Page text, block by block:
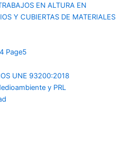
EN ALTURA EN
Y CUBIERTAS DE MATERIALES
4 Page5
UNE 93200:2018
y PRL